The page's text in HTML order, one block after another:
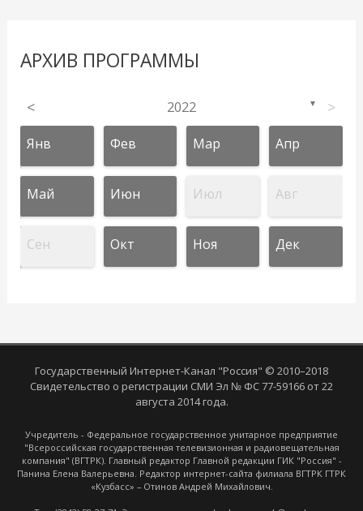
АРХИВ ПРОГРАММЫ
< 2022 ▼ >
Янв Фев Мар Апр
Май Июн Июл Авг
Сен Окт Ноя Дек
Государственный Интернет-Канал "Россия" © 2010–2018
Свидетельство о регистрации СМИ Эл № ФС 77-59166 от 22
августа 2014 года.
Учредитель - Федеральное государственное унитарное предприятие
"Всероссийская государственная телевизионная и радиовещательная
компания" (ВГТРК). Главный редактор Главной редакции ГИК "Россия" -
Панина Елена Валерьевна. Редактор интернет-сайта филиала ВГТРК ГТРК
«Кузбасс» – Отинов Андрей Михайлович.